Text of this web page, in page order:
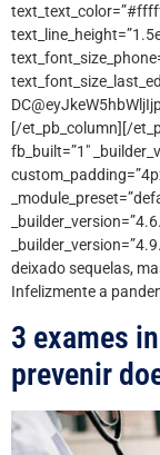
[/et_pb_column][/
fb_built=”1″
deixado sequelas,
Infelizmente a
3 exames
prevenir